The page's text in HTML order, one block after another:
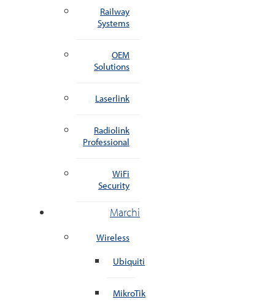
Railway
Systems
OEM
Solutions
Laserlink
Radiolink
Professional
WiFi
Security
Marchi
Wireless
Ubiquiti
MikroTik